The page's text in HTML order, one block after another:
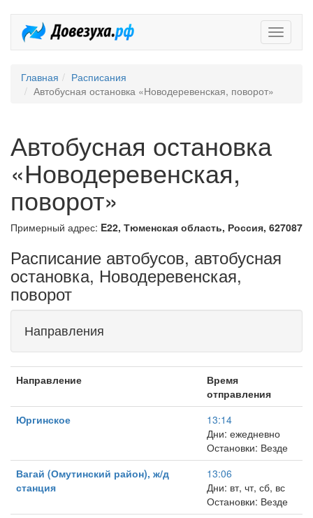
Главная
Расписания
Автобусная остановка «Новодеревенская, поворот»
Автобусная остановка
«Новодеревенская,
поворот»
Примерный адрес: E22, Тюменская область, Россия, 627087
Расписание автобусов, автобусная
остановка, Новодеревенская,
поворот
Направления
Направление
Время
отправления
Юргинское
13:14
Дни: ежедневно
Остановки: Везде
Вагай (Омутинский район), ж/д
станция
13:06
Дни: вт, чт, сб, вс
Остановки: Везде